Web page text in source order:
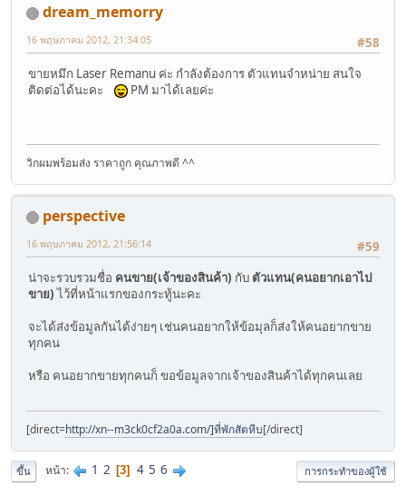
dream_memorry
#58
16 พฤษภาคม 2012, 21:34:05
ขายหมึก Laser Remanu ค่ะ กำลังต้องการ ตัวแทนจำหน่าย สนใจ
ติดต่อได้นะคะ
PM มาได้เลยค่ะ
วิกผมพร้อมส่ง ราคาถูก คุณภาพดี ^^
perspective
#59
16 พฤษภาคม 2012, 21:56:14
น่าจะรวบรวมชื่อ คนขาย(เจ้าของสินค้า) กับ ตัวแทน(คนอยากเอาไป
ขาย)ไว้ที่หน้าแรกของกระทู้นะคะ
จะได้ส่งข้อมูลกันได้ง่ายๆ เช่นคนอยากให้ข้อมุลก็ส่งให้คนอยากขาย
ทุกคน
หรือ คนอยากขายทุกคนก็ ขอข้อมูลจากเจ้าของสินค้าได้ทุกคนเลย
[direct=http://xn--m3ck0cf2a0a.com/]ที่พักสัตหีบ[/direct]
ขึ้น หน้า 1 2 3 4 5 6 การกระทำของผู้ใช้